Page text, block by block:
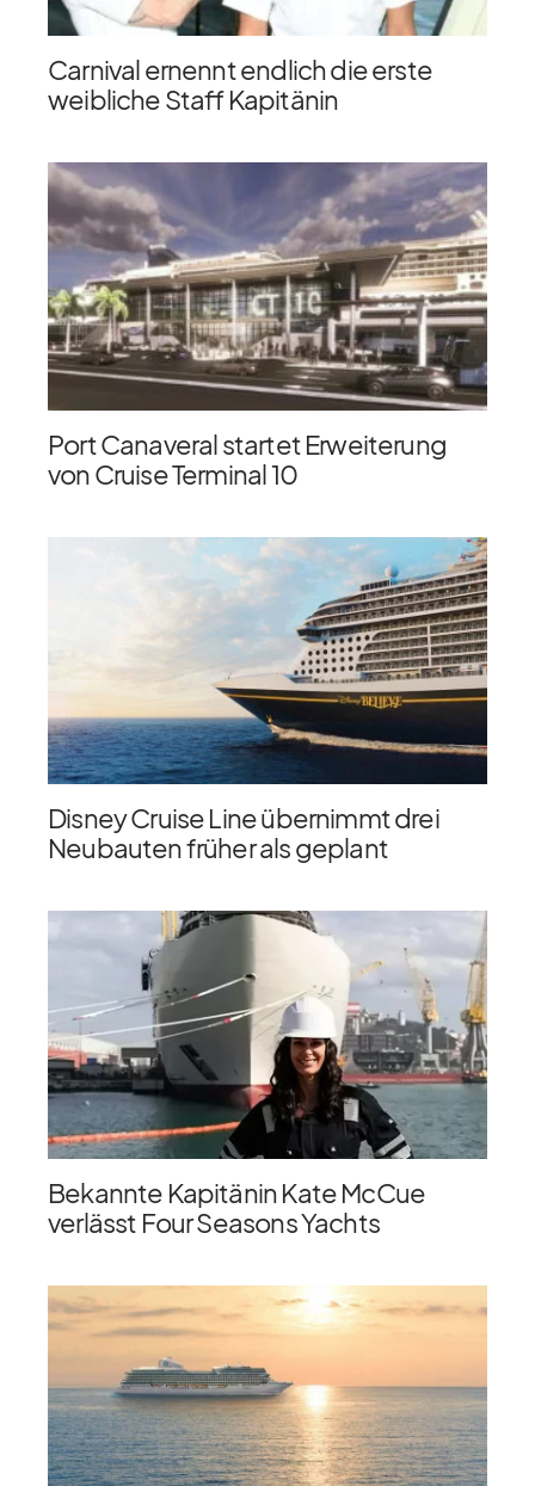
Carnival ernennt endlich die erste
weibliche Staff Kapitänin
Port Canaveral startet Erweiterung
von Cruise Terminal 10
Disney Cruise Line übernimmt drei
Neubauten früher als geplant
Bekannte Kapitänin Kate McCue
verlässt Four Seasons Yachts